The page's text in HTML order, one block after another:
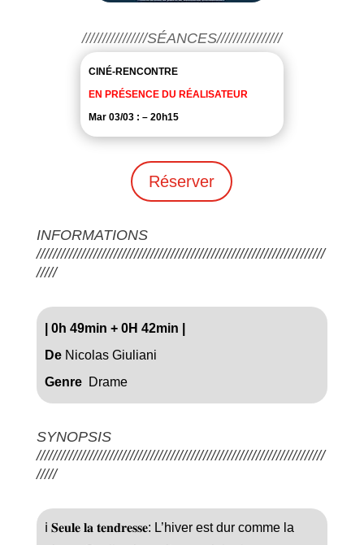
////////////////SÉANCES////////////////
CINÉ-RENCONTRE
EN PRÉSENCE DU RÉALISATEUR
Mar 03/03 : – 20h15
Réserver
INFORMATIONS
///////////////////////////////////////////////////////////////////////
/////
0h 49min + 0H 42min
DeNicolas Giuliani
GenreDrame
SYNOPSIS
///////////////////////////////////////////////////////////////////////
/////
ℹ️ 𝐒𝐞𝐮𝐥𝐞 𝐥𝐚 𝐭𝐞𝐧𝐝𝐫𝐞𝐬𝐬𝐞: L’hiver est dur comme la